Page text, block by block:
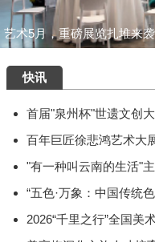
艺术5月，重磅展览扎堆来
快讯
首届"泉州杯"世遗文创
百年巨匠徐悲鸿艺术大
"有一种叫云南的生活"
“五色·万象：中国传统
2026“千里之行”全国美